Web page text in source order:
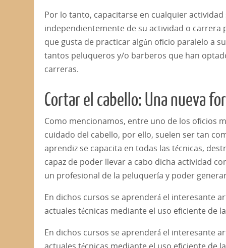
Por lo tanto, capacitarse en cualquier
independientemente de su actividad o carrera
que gusta de practicar algún oficio paralelo a
tantos peluqueros y/o barberos que han
carreras.
Cortar el cabello: Una nueva
Como mencionamos, entre uno de los oficios
cuidado del cabello, por ello, suelen ser tan
aprendiz se capacita en todas las técnicas,
capaz de poder llevar a cabo dicha actividad
un profesional de la peluquería y poder
En dichos cursos se aprenderá el interesante
actuales técnicas mediante el uso eficiente de
En dichos cursos se aprenderá el interesante
actuales técnicas mediante el uso eficiente de